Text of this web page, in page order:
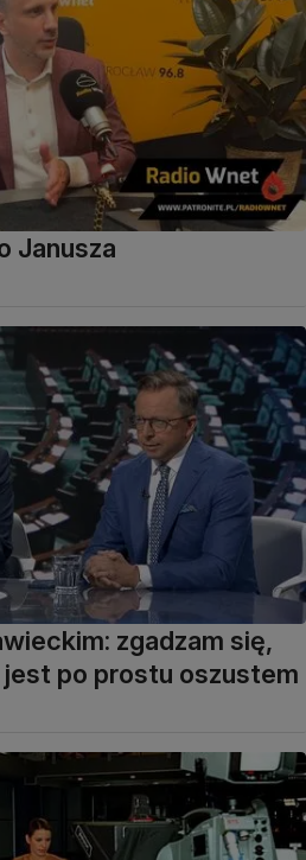
Janusza
zgadzam się,
po prostu oszustem